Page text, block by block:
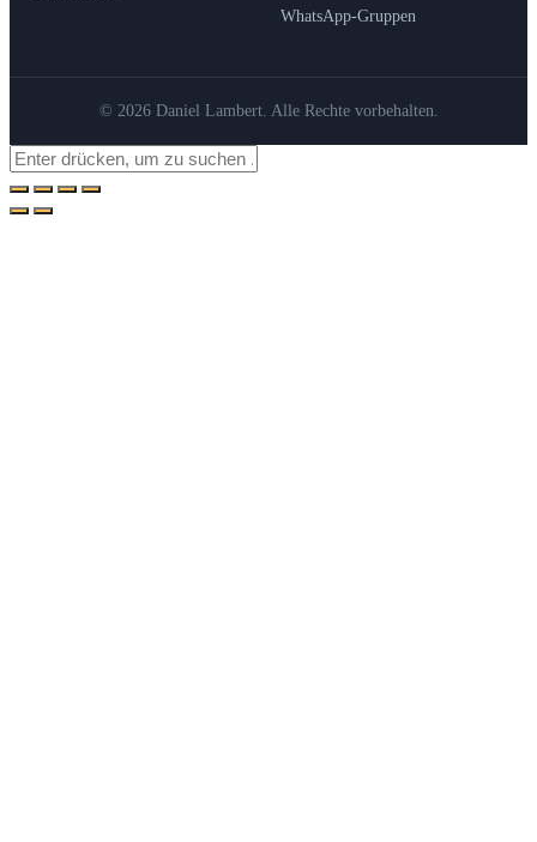
WhatsApp-Gruppen
© 2026 Daniel Lambert. Alle Rechte vorbehalten.